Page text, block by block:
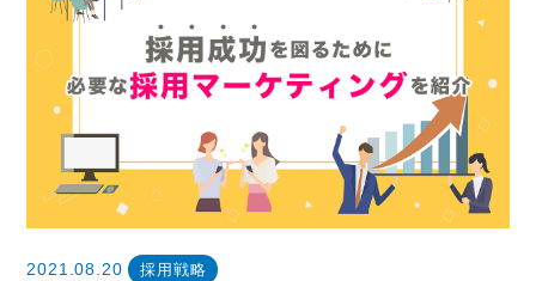
2021.08.20 採用戦略